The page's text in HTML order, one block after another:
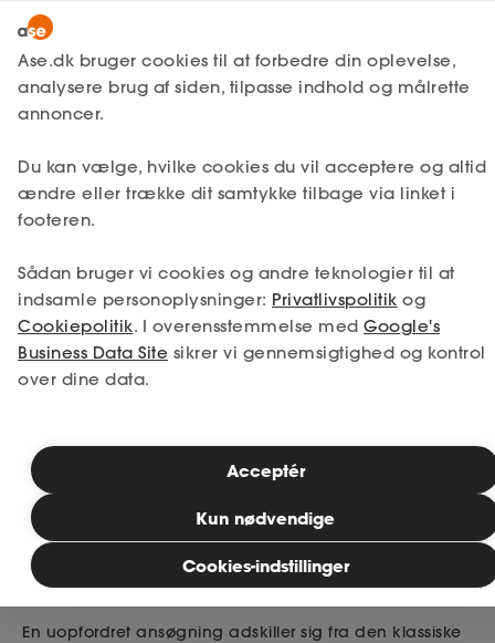
MitAse
Ase Selvstændig
Dokumenter.dk
Lønmodtager
A-kasse
Fagforening
Lønsikring
Få svar
Selvstændig
Studerende
Bliv medlem
Ase Selvstændig
Lønmodtager Få svar Jobsøgning Ansøgning
Få succes med den
uopfordrede ansøgning
Har du nogensinde drømt om at arbejde
hos en bestemt virksomhed? Men der er
ingen ledige stillinger lige nu? Så kan du
tage chancen og sende en uopfordret
ansøgning - det kan være din vej til
Publiceret: 17. juli 2026
Hvad er en uopfordret ansøgning?
En uopfordret ansøgning adskiller sig fra den klassiske
Ase.dk bruger cookies til at forbedre din oplevelse,
analysere brug af siden, tilpasse indhold og målrette
annoncer.
Du kan vælge, hvilke cookies du vil acceptere og altid
ændre eller trække dit samtykke tilbage via linket i
footeren.
Sådan bruger vi cookies og andre teknologier til at
indsamle personoplysninger: Privatlivspolitik og
Cookiepolitik. I overensstemmelse med Google's
Business Data Site sikrer vi gennemsigtighed og kontrol
over dine data.
Cookies-indstillinger
Kun nødvendige
Acceptér